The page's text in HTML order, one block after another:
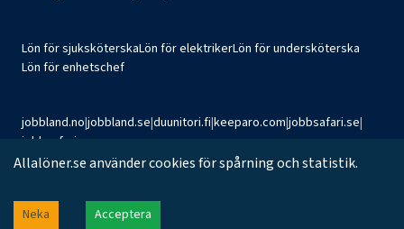
Lön för sjuksköterskaLön för elektrikerLön för undersköterska
Lön för enhetschef
jobbland.no|jobbland.se|duunitori.fi|keeparo.com|jobbsafari.se|
jobbsafari.no
©2026 Jobbland AB
Allalöner.se använder cookies för spårning och statistik.
Neka Acceptera